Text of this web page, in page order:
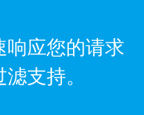
响应您的请求
支持。